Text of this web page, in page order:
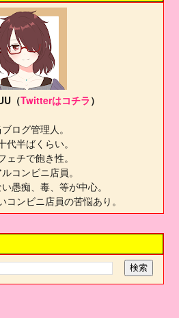
（Twitterはコチラ ）
ブログ管理人。
代半ばくらい。
ェチで飽き性。
ルコンビニ店員。
愚痴、毒、等が中心。
コンビニ店員の苦悩あり。